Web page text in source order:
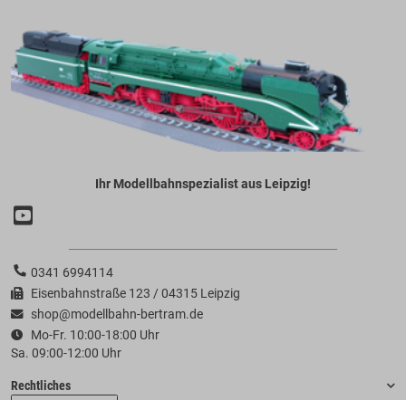
Ihr Modellbahnspezialist aus Leipzig!
0341 6994114
Eisenbahnstraße 123 / 04315 Leipzig
shop@modellbahn-bertram.de
Mo-Fr. 10:00-18:00 Uhr
Sa. 09:00-12:00 Uhr
Rechtliches